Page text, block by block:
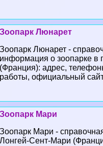
Зоопарк Люнарет
Зоопарк Люнарет -
информация о зоопарке в
(Франция): адрес,
работы, официальный сайт
Зоопарк Мари
Зоопарк Мари -
Лонгeй-Сент-Мари